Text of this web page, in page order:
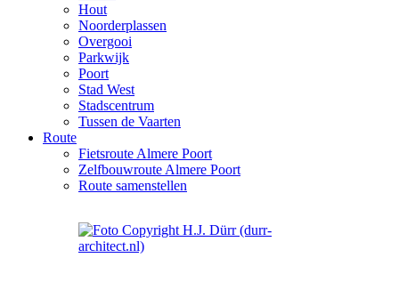
Hout
Noorderplassen
Overgooi
Parkwijk
Poort
Stad West
Stadscentrum
Tussen de Vaarten
Route
Fietsroute Almere Poort
Zelfbouwroute Almere Poort
Route samenstellen